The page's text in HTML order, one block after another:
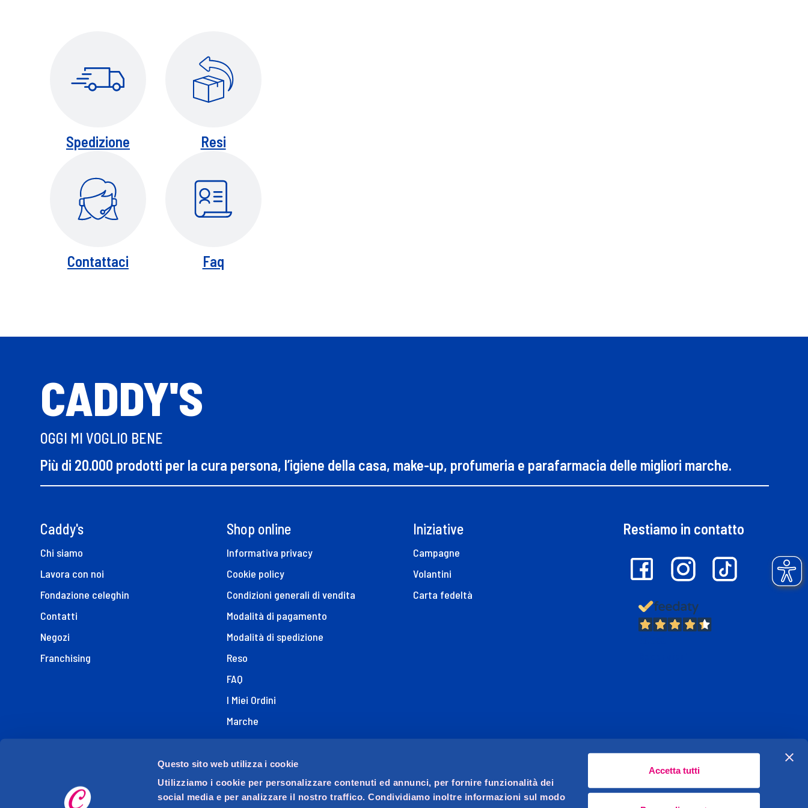
Questo sito web utilizza i cookie
Utilizziamo i cookie per personalizzare contenuti ed annunci, per fornire funzionalità dei
social media e per analizzare il nostro traffico. Condividiamo inoltre informazioni sul modo
Accetta tutti
Spedizione Resi
Contattaci Faq
CADDY'S
OGGI MI VOGLIO BENE
Più di 20.000 prodotti per la cura persona, l’igiene della casa, make-up, profumeria e parafarmacia delle migliori marche.
Caddy's
Chi siamo
Lavora con noi
Fondazione celeghin
Contatti
Negozi
Franchising
Shop online
Informativa privacy
Cookie policy
Condizioni generali di vendita
Modalità di pagamento
Modalità di spedizione
Reso
FAQ
I Miei Ordini
Marche
Dichiarazione di Accessibilità
Iniziative
Campagne
Volantini
Carta fedeltà
Restiamo in contatto